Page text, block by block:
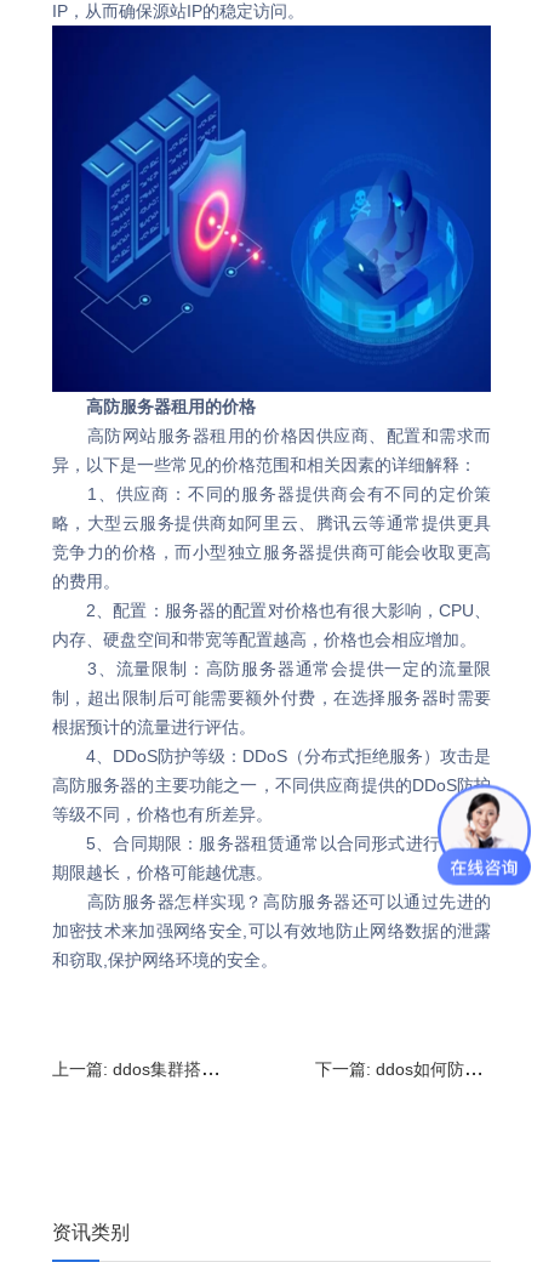
IP，从而确保源站IP的稳定访问。
高防服务器租用的价格
高防网站服务器租用的价格因供应商、配置和需求而
异，以下是一些常见的价格范围和相关因素的详细解释：
1、供应商：不同的服务器提供商会有不同的定价策
略，大型云服务提供商如阿里云、腾讯云等通常提供更具
竞争力的价格，而小型独立服务器提供商可能会收取更高
的费用。
2、配置：服务器的配置对价格也有很大影响，CPU、
内存、硬盘空间和带宽等配置越高，价格也会相应增加。
3、流量限制：高防服务器通常会提供一定的流量限
制，超出限制后可能需要额外付费，在选择服务器时需要
根据预计的流量进行评估。
4、DDoS防护等级：DDoS（分布式拒绝服务）攻击是
高防服务器的主要功能之一，不同供应商提供的DDoS防护
等级不同，价格也有所差异。
5、合同期限：服务器租赁通常以合同形式进行，合同
期限越长，价格可能越优惠。
高防服务器怎样实现？高防服务器还可以通过先进的
加密技术来加强网络安全,可以有效地防止网络数据的泄露
和窃取,保护网络环境的安全。
上一篇: ddos集群搭建怎么做?ddos怎么防御 下一篇:ddos如何防御?cdn防御的特点是什么
资讯类别